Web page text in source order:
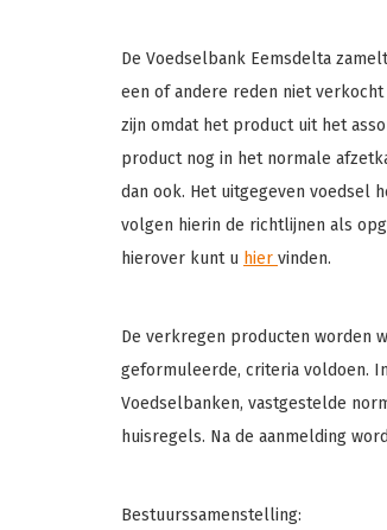
De Voedselbank Eemsdelta
een of andere reden niet
zijn omdat het product uit het
product nog in het normale
dan ook. Het uitgegeven voedsel
volgen hierin de richtlijnen als
hierover kunt u hier vinden.
De verkregen producten worden
geformuleerde, criteria voldoen.
Voedselbanken, vastgestelde
huisregels. Na de aanmelding
Bestuurssamenstelling: